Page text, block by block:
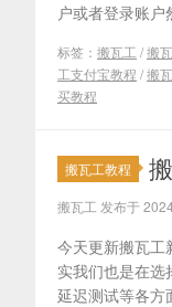
户或者登录账
标签： 搬瓦工 /搬
工支付宝教程 /搬
买教程
搬瓦工教程
搬瓦工 发布于
今天更新搬瓦工
实我们也是在选
延迟测试等各方